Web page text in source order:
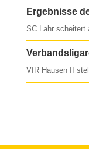
Ergebnisse
SC Lahr scheitert
VfR Hausen II